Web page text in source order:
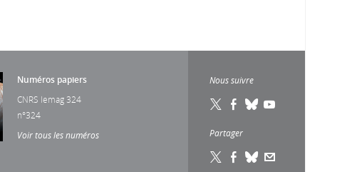
Numéros papiers
CNRS lemag 324
n°324
Voir tous les numéros
Nous suivre
Partager